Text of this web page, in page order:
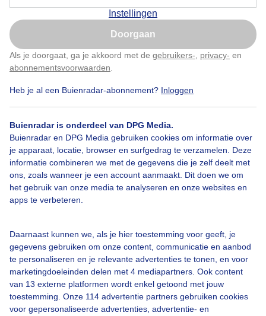
Instellingen
Doorgaan
Als je doorgaat, ga je akkoord met de gebruikers- privacy- en
abonnementsvoorwaarden
Heb je al een Buienradar-abonnement? Inloggen
Buienradar is onderdeel van DPG Media.
Buienradar en DPG Media gebruiken cookies om informatie over
je apparaat, locatie, browser en surfgedrag te verzamelen. Deze
informatie combineren we met de gegevens die je zelf deelt met
ons, zoals wanneer je een account aanmaakt. Dit doen we om
het gebruik van onze media te analyseren en onze websites en
apps te verbeteren.
Daarnaast kunnen we, als je hier toestemming voor geeft, je
gegevens gebruiken om onze content, communicatie en aanbod
te personaliseren en je relevante advertenties te tonen, en voor
marketingdoeleinden delen met 4 mediapartners. Ook content
van 13 externe platformen wordt enkel getoond met jouw
toestemming. Onze 114 advertentie partners gebruiken cookies
voor gepersonaliseerde advertenties, advertentie- en
Bekijk slideshow
Een moment geduld aub...
Nu niet, misschien later
Klik hierom dit aan te passen